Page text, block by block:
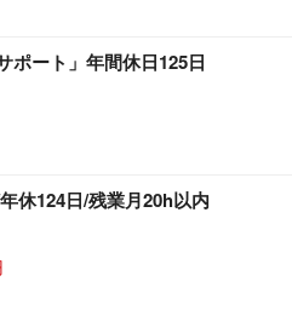
ポート」年間休日125日
休124日/残業月20h以内